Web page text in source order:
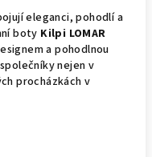
eleganci, pohodlí a
boty Kilpi LOMAR
a pohodlnou
nejen v
procházkách v